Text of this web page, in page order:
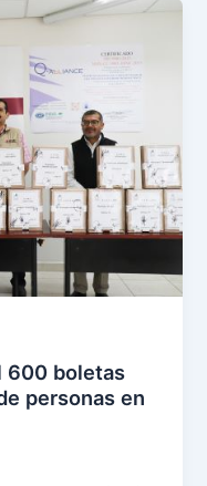
600 boletas
personas en